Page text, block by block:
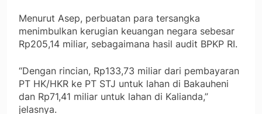
Menurut Asep, perbuatan para tersangka
menimbulkan kerugian keuangan negara sebesar
Rp205,14 miliar, sebagaimana hasil audit BPKP RI.
“Dengan rincian, Rp133,73 miliar dari pembayaran
PT HK/HKR ke PT STJ untuk lahan di Bakauheni
dan Rp71,41 miliar untuk lahan di Kalianda,”
jelasnya.